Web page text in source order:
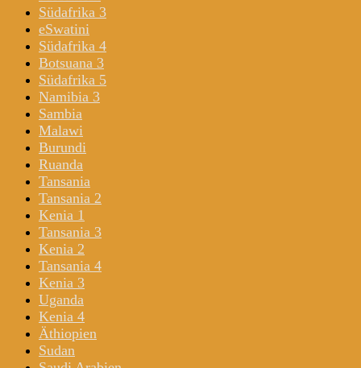
Südafrika 3
eSwatini
Südafrika 4
Botsuana 3
Südafrika 5
Namibia 3
Sambia
Malawi
Burundi
Ruanda
Tansania
Tansania 2
Kenia 1
Tansania 3
Kenia 2
Tansania 4
Kenia 3
Uganda
Kenia 4
Äthiopien
Sudan